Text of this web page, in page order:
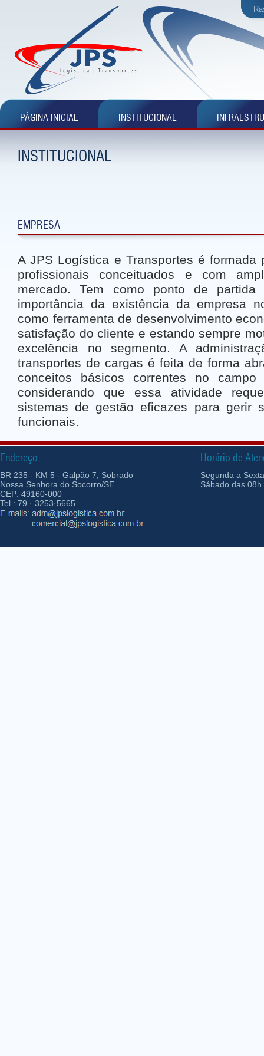
PÁGINA INICIAL INSTITUCIONAL
INSTITUCIONAL
EMPRESA
A JPS Logística e Transportes é formada
profissionais conceituados e com
mercado. Tem como ponto de
importância da existência da empresa
como ferramenta de desenvolvimento
satisfação do cliente e estando sempre
excelência no segmento. A
transportes de cargas é feita de forma
conceitos básicos correntes no campo
considerando que essa atividade
sistemas de gestão eficazes para gerir
funcionais.
Endereço
BR 235 - KM 5 - Galpão 7, Sobrado
Nossa Senhora do Socorro/SE
CEP: 49160-000
Tel.: 79 · 3253·5665
Horário de
Segunda a
Sábado das 08h